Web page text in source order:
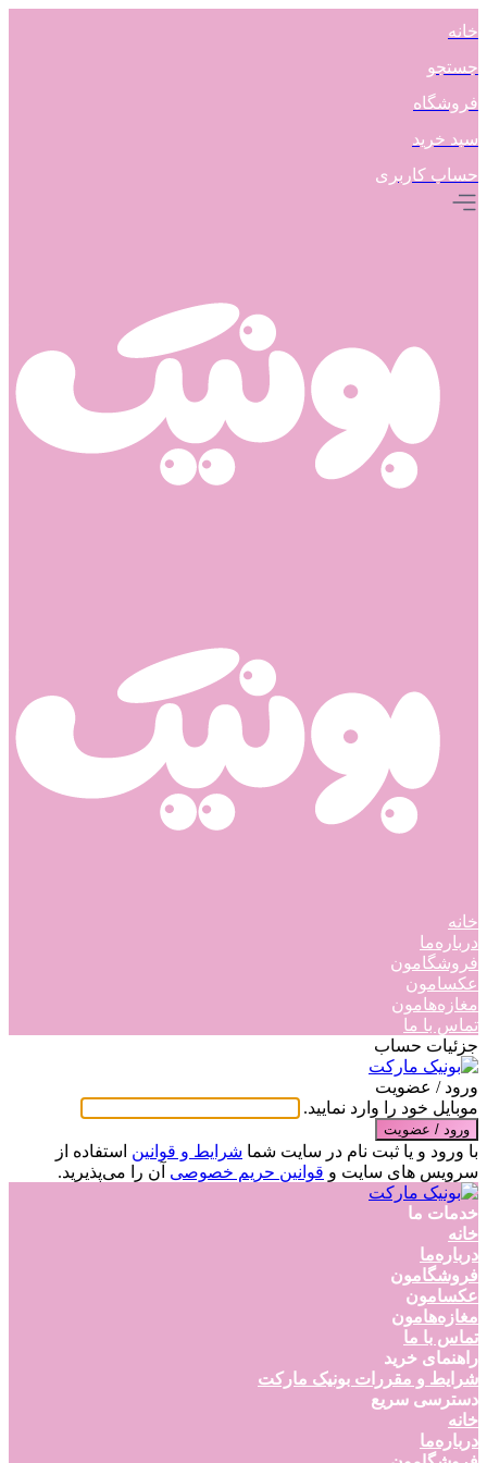
خانه
جستجو
فروشگاه
سبد خرید
حساب کاربری
خانه
درباره‌ما
فروشگامون
عکسامون
مغازه‌هامون
تماس با ما
جزئیات حساب
ورود / عضویت
موبایل خود را وارد نمایید.
ورود / عضویت
با ورود و یا ثبت نام در سایت شما شرایط و قوانین استفاده از
سرویس های سایت و قوانین حریم خصوصی آن را می‌پذیرید.
خدمات ما
خانه
درباره‌ما
فروشگامون
عکسامون
مغازه‌هامون
تماس با ما
راهنمای خرید
شرایط و مقررات بونیک مارکت
دسترسی سریع
خانه
درباره‌ما